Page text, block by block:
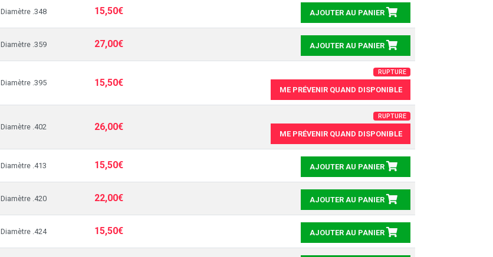
Diamètre .348 15,50€ AJOUTER AU PANIER
Diamètre .359 27,00€ AJOUTER AU PANIER
Diamètre .395 15,50€
RUPTURE
ME PRÉVENIR QUAND DISPONIBLE
Diamètre .402 26,00€
RUPTURE
ME PRÉVENIR QUAND DISPONIBLE
Diamètre .413 15,50€ AJOUTER AU PANIER
Diamètre .420 22,00€ AJOUTER AU PANIER
Diamètre .424 15,50€ AJOUTER AU PANIER